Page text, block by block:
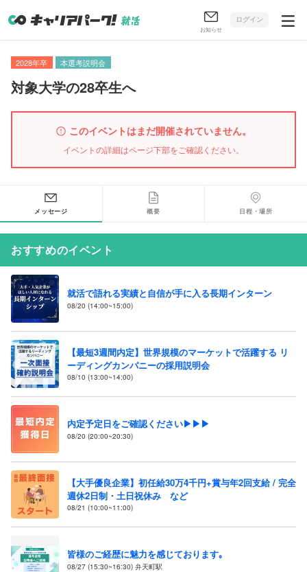
お知らせ
ログイン
2028年卒 本選考説明会
対象大学の28卒生へ
このイベントはまだ開催されていません。
イベントの詳細はページ下部をご確認ください。
メッセージ 概要 日程・場所
おすすめのイベント
就活で語れる実績と自信が手に入る長期インターン
08/20 (14:00~15:00)
【最短3週間内定】世界規模のマーケットで活躍する リ
ーディングカンパニーの採用説明会
08/10 (13:00~14:00)
内定予定日をご確認ください▶▶▶
08/20 (20:00~20:30)
【大手優良企業】初任給30万4千円+賞与年2回支給 / 完全
週休2日制・土日祝休み など
08/21 (10:00~11:00)
皆様のご経歴に魅力を感じております｡
08/27 (15:30~16:30) 弁天町駅